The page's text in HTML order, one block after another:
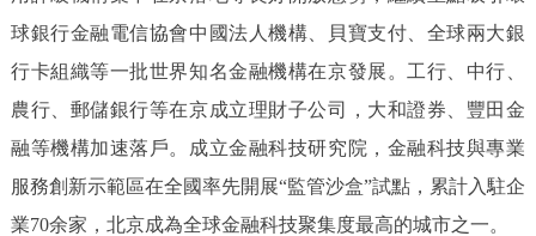
球銀行金融電信協會中國法人機構、貝寶支付、全球兩大銀
行卡組織等一批世界知名金融機構在京發展。工行、中行、
農行、郵儲銀行等在京成立理財子公司，大和證券、豐田金
融等機構加速落戶。成立金融科技研究院，金融科技與專業
服務創新示範區在全國率先開展“監管沙盒”試點，累計入駐企
業70余家，北京成為全球金融科技聚集度最高的城市之一。